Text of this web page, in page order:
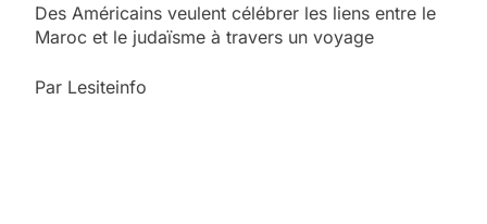
Des Américains veulent célébrer les liens entre le
Maroc et le judaïsme à travers un voyage
Par Lesiteinfo